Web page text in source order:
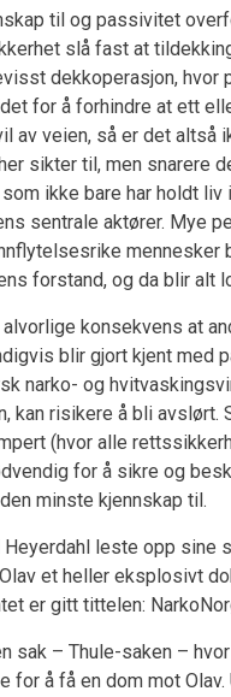
til og passivitet
slå fast at
dekkoperasjon, hvor
for å forhindre at ett
av veien, så er det altså
sikter til, men snarere
ikke bare har holdt
sentrale aktører. Mye
mennesker
forstand, og da blir alt
konsekvens at
blir gjort kjent med
narko- og
kan risikere å bli avslørt.
(hvor alle
for å sikre og
minste kjennskap til.
leste opp sine
et heller eksplosivt
er gitt tittelen:
sak – Thule-saken –
å få en dom mot